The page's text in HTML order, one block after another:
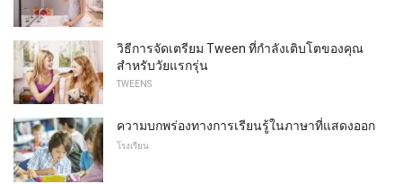
วิธีการจัดเตรียม Tween ที่กำลังเติบโตของคุณ
สำหรับวัยแรกรุ่น
TWEENS
ความบกพร่องทางการเรียนรู้ในภาษาที่แสดงออก
โรงเรียน